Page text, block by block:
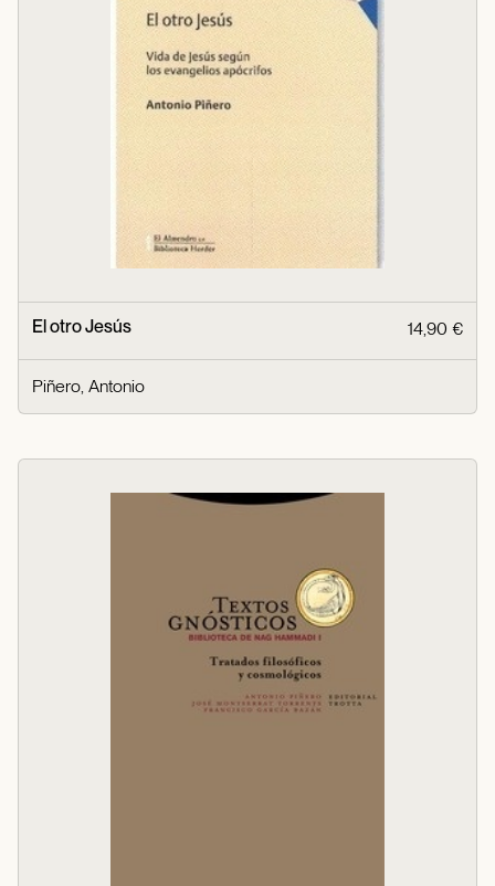
El otro Jesús 14,90 €
Piñero, Antonio